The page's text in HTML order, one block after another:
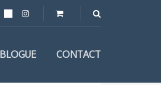
BLOGUE CONTACT